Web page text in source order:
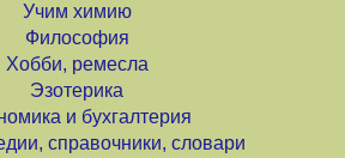
Учим химию
Философия
Хобби, ремесла
Эзотерика
и бухгалтерия
справочники, словари